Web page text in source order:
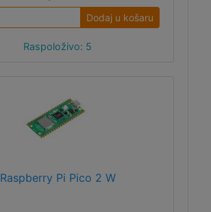
Dodaj u košaru
Raspoloživo: 5
Raspberry Pi Pico 2 W